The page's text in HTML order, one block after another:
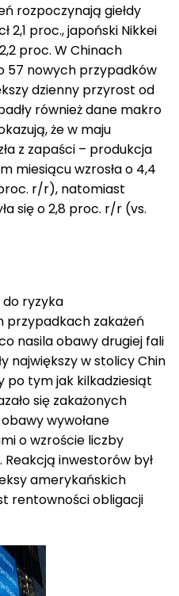
rozpoczynają giełdy
2,1 proc., japoński Nikkei
proc. W Chinach
57 nowych przypadków
dzienny przyrost od
również dane makro
że w maju
z zapaści – produkcja
miesiącu wzrosła o 4,4
r/r), natomiast
się o 2,8 proc. r/r (vs.
ryzyka
przypadkach zakażeń
nasila obawy drugiej fali
największy w stolicy Chin
tym jak kilkadziesiąt
się zakażonych
wywołane
o wzroście liczby
Reakcją inwestorów był
amerykańskich
rentowności obligacji